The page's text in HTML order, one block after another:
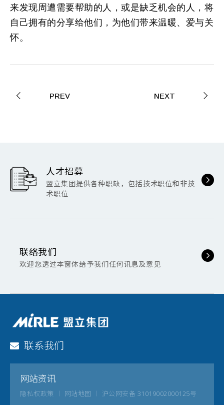
来发现周遭需要帮助的人，或是缺乏机会的人，将
自己拥有的分享给他们，为他们带来温暖、爱与关
怀。
PREV NEXT
人才招募
盟立集团提供各种职缺，包括技术职位和非技
术职位
联络我们
欢迎您透过本窗体给予我们任何讯息及意见
联系我们
网站资讯
隐私权政策 网站地图 沪公网安备 31019002000125号